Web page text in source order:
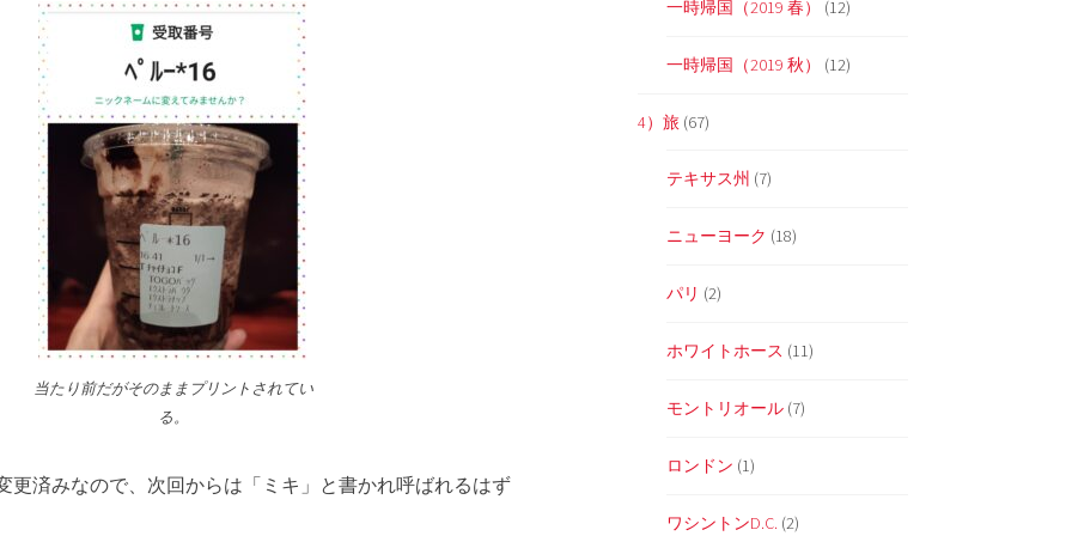
当たり前だがそのままプリントされてい
る。
更済みなので、次回からは「ミキ」と書かれ呼ばれるはず
一時帰国（2019 春） (12)
一時帰国（2019 秋） (12)
4）旅 (67)
テキサス州 (7)
ニューヨーク (18)
パリ (2)
ホワイトホース (11)
モントリオール (7)
ロンドン (1)
ワシントンD.C. (2)